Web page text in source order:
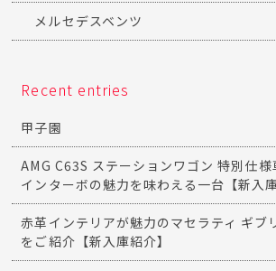
メルセデスベンツ
Recent entries
甲子園
AMG C63S ステーションワゴン 特別仕
インターボの魅力を味わえる一台【新入庫
赤革インテリアが魅力のマセラティ ギブ
をご紹介【新入庫紹介】